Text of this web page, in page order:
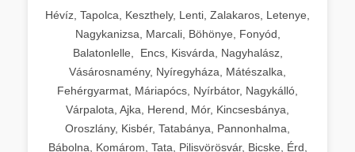
Hévíz, Tapolca, Keszthely, Lenti, Zalakaros, Letenye,
Nagykanizsa, Marcali, Böhönye, Fonyód,
Balatonlelle, Encs, Kisvárda, Nagyhalász,
Vásárosnamény, Nyíregyháza, Mátészalka,
Fehérgyarmat, Máriapócs, Nyírbátor, Nagykálló,
Várpalota, Ajka, Herend, Mór, Kincsesbánya,
Oroszlány, Kisbér, Tatabánya, Pannonhalma,
Bábolna, Komárom, Tata, Pilisvörösvár, Bicske, Érd,